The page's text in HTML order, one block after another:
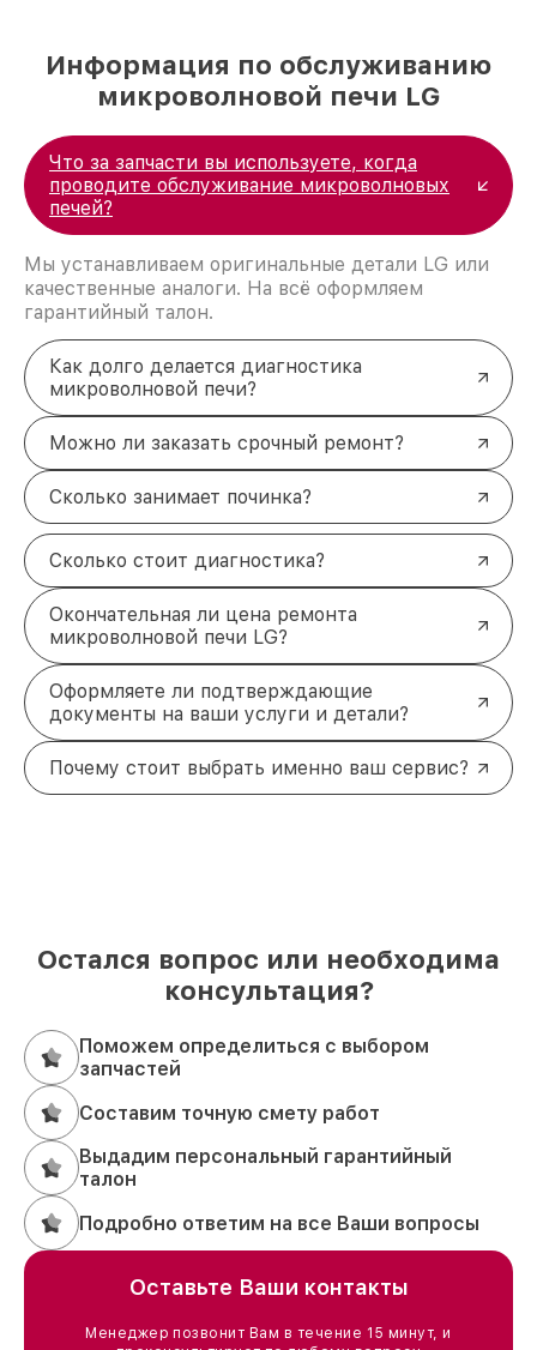
Информация по обслуживанию
микроволновой печи LG
Что за запчасти вы используете, когда
проводите обслуживание микроволновых
печей?
Мы устанавливаем оригинальные детали LG или
качественные аналоги. На всё оформляем
гарантийный талон.
Как долго делается диагностика
микроволновой печи?
Можно ли заказать срочный ремонт?
Сколько занимает починка?
Сколько стоит диагностика?
Окончательная ли цена ремонта
микроволновой печи LG?
Оформляете ли подтверждающие
документы на ваши услуги и детали?
Почему стоит выбрать именно ваш сервис?
Остался вопрос или необходима
консультация?
Поможем определиться с выбором
запчастей
Составим точную смету работ
Выдадим персональный гарантийный
талон
Подробно ответим на все Ваши вопросы
Оставьте Ваши контакты
Менеджер позвонит Вам в течение 15 минут, и